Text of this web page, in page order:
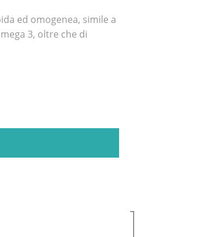
ed omogenea, simile a
3, oltre che di